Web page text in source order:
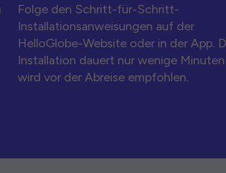
Folge den Schritt-für-Schritt-
Installationsanweisungen auf der
HelloGlobe-Website oder in der App.
Installation dauert nur wenige
wird vor der Abreise empfohlen.